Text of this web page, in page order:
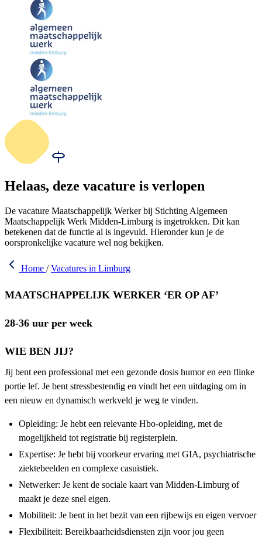
Helaas, deze vacature is verlopen
De vacature Maatschappelijk Werker bij Stichting Algemeen
Maatschappelijk Werk Midden-Limburg is ingetrokken. Dit kan
betekenen dat de functie al is ingevuld. Hieronder kun je de
oorspronkelijke vacature wel nog bekijken.
Home / Vacatures in Limburg
MAATSCHAPPELIJK WERKER ‘ER OP AF’
28-36 uur per week
WIE BEN JIJ?
Jij bent een professional met een gezonde dosis humor en een flinke
portie lef. Je bent stressbestendig en vindt het een uitdaging om in
een nieuw en dynamisch werkveld je weg te vinden.
Opleiding: Je hebt een relevante Hbo-opleiding, met de
mogelijkheid tot registratie bij registerplein.
Expertise: Je hebt bij voorkeur ervaring met GIA, psychiatrische
ziektebeelden en complexe casuïstiek.
Netwerker: Je kent de sociale kaart van Midden-Limburg of
maakt je deze snel eigen.
Mobiliteit: Je bent in het bezit van een rijbewijs en eigen vervoer
Flexibiliteit: Bereikbaarheidsdiensten zijn voor jou geen